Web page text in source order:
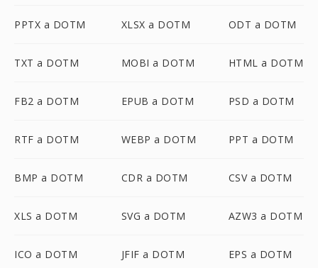
PPTX a DOTM XLSX a DOTM ODT a DOTM
TXT a DOTM MOBI a DOTM HTML a DOTM
FB2 a DOTM EPUB a DOTM PSD a DOTM
RTF a DOTM WEBP a DOTM PPT a DOTM
BMP a DOTM CDR a DOTM CSV a DOTM
XLS a DOTM SVG a DOTM AZW3 a DOTM
ICO a DOTM JFIF a DOTM EPS a DOTM